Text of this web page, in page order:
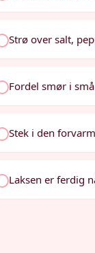
Strø over salt,
Fordel smør i
Stek i den
Laksen er ferdig